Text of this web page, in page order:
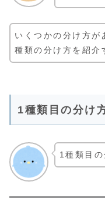
いくつかの分け方が
種類の分け方を紹介
1種類目の分け
1種類目